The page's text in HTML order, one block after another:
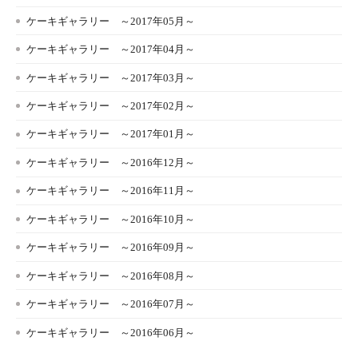
ケーキギャラリー ～2017年05月～
ケーキギャラリー ～2017年04月～
ケーキギャラリー ～2017年03月～
ケーキギャラリー ～2017年02月～
ケーキギャラリー ～2017年01月～
ケーキギャラリー ～2016年12月～
ケーキギャラリー ～2016年11月～
ケーキギャラリー ～2016年10月～
ケーキギャラリー ～2016年09月～
ケーキギャラリー ～2016年08月～
ケーキギャラリー ～2016年07月～
ケーキギャラリー ～2016年06月～